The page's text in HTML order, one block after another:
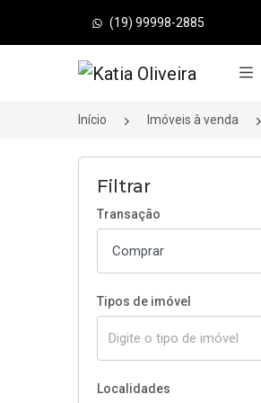
(19) 99998-2885
Página inicial
Início Imóveis à venda
Filtrar
Transação
Tipos de imóvel
Localidades